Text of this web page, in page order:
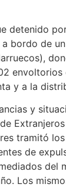
detenido
bordo de
envoltorios
y a la
y
tramitó los
de
del
Los